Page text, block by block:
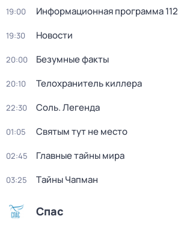
19:00 Информационная программа 112
19:30 Новости
20:00 Безумные факты
20:10 Телохранитель киллера
22:30 Соль. Легенда
01:05 Святым тут не место
02:45 Главные тайны мира
03:25 Тaйны Чапман
Спас